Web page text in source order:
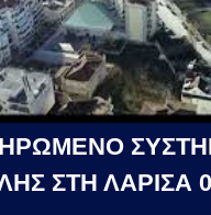
ΣΤΗ ΛΑΡΙΣΑ